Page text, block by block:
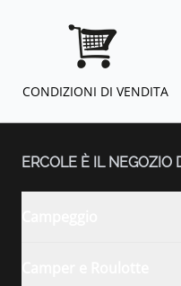
CONDIZIONI DI VENDITA
ERCOLE È IL NEGOZIO